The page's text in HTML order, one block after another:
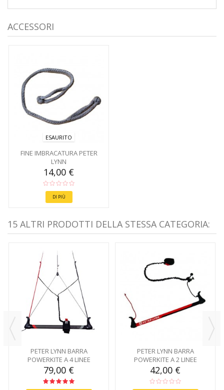
ACCESSORI
ESAURITO
FINE IMBRACATURA PETER
LYNN
14,00 €
DI PIÙ
15 ALTRI PRODOTTI DELLA STESSA CATEGORIA:
PETER LYNN BARRA
POWERKITE A 4 LINEE
79,00 €
PETER LYNN BARRA
POWERKITE A 2 LINEE
42,00 €